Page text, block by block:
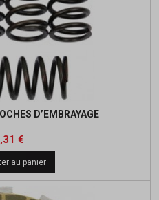
D’EMBRAYAGE
€
base
au panier